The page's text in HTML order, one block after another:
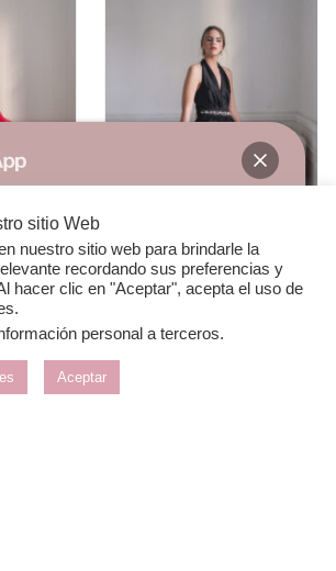
Vestido Silene
sitio Web
nuestro sitio web para brindarle la
recordando sus preferencias y
hacer clic en "Aceptar", acepta el uso de
personal a terceros.
Aceptar
podemos ayudarte?